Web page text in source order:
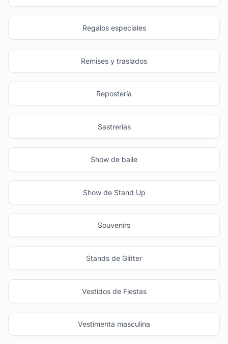
Regalos especiales
Remises y traslados
Repostería
Sastrerias
Show de baile
Show de Stand Up
Souvenirs
Stands de Glitter
Vestidos de Fiestas
Vestimenta masculina